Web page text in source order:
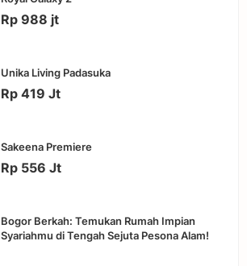
Rp 988 jt
Unika Living Padasuka
Rp 419 Jt
Sakeena Premiere
Rp 556 Jt
Bogor Berkah: Temukan Rumah Impian
Syariahmu di Tengah Sejuta Pesona Alam!